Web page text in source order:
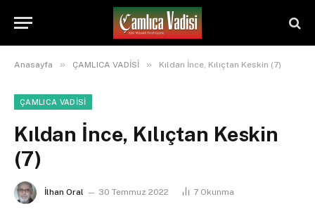
Anasayfa » ÇAMLICA VADİSİ » Kıldan İnce, Kılıçtan Keskin (7)
ÇAMLICA VADİSİ
Kıldan İnce, Kılıçtan Keskin
(7)
İlhan Oral 30 Temmuz 2022 7 Okunma